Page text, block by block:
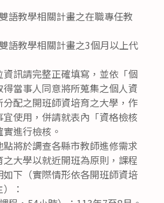
語教學相關計畫之在職專任教
語教學相關計畫之3個月以上代
資訊請完整正確填寫，並依「個
當事人同意將所蒐集之個人資
配之開班師資培育之大學，作
使用，併請就表內「資格檢核
進行檢核。
將於調查各縣市教師進修需求
大學以就近開班為原則，課程
下（實際情形依各開班師資培
：